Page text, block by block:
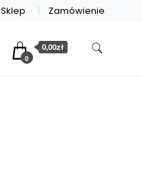
Sklep Zamówienie
0
0,00zł